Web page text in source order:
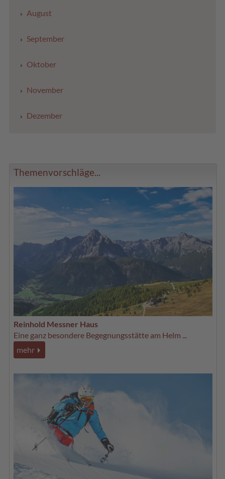
August
September
Oktober
November
Dezember
Themenvorschläge...
Reinhold Messner Haus
Eine ganz besondere Begegnungsstätte am Helm ...
mehr